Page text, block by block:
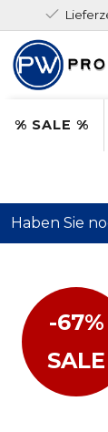
% SALE %
Haben Sie
-67%
SALE